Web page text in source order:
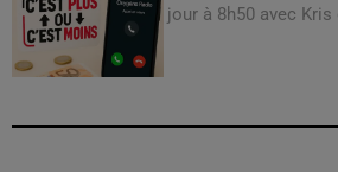
jour à 8h50 avec